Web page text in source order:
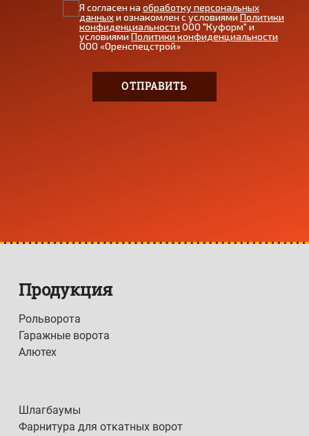
Я согласен наобработку персональных
данныхи ознакомлен с условиямиПолитики
конфиденциальностиООО "Куформ" и
условиямиПолитики конфиденциальности
ООО «Оренспецстрой»
Продукция
Рольворота
Гаражные ворота
Алютех
Шлагбаумы
Фарнитура для откатных ворот